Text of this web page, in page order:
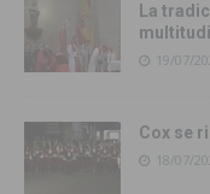
La
19/07/
Cox se
18/07/